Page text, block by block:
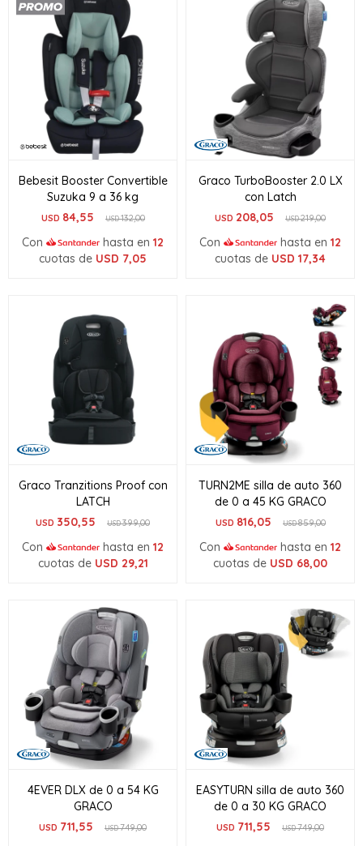
Bebesit Booster Convertible
Suzuka 9 a 36 kg
USD 84,55 USD132,00
Con hasta en 12
cuotas de USD 7,05
Graco TurboBooster 2.0 LX
con Latch
USD 208,05 USD219,00
Con hasta en 12
cuotas de USD 17,34
Graco Tranzitions Proof con
LATCH
USD 350,55 USD399,00
Con hasta en 12
cuotas de USD 29,21
TURN2ME silla de auto 360
de 0 a 45 KG GRACO
USD 816,05 USD859,00
Con hasta en 12
cuotas de USD 68,00
4EVER DLX de 0 a 54 KG
GRACO
USD 711,55 USD749,00
EASYTURN silla de auto 360
de 0 a 30 KG GRACO
USD 711,55 USD749,00